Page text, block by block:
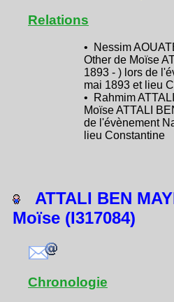
Relations
• Nessim
Other de Moïse
1893 - ) lors de
mai 1893 et lieu
• Rahmim
Moïse ATTALI
de l'évènement
lieu Constantine
ATTALI BEN
Moïse (I317084)
Chronologie